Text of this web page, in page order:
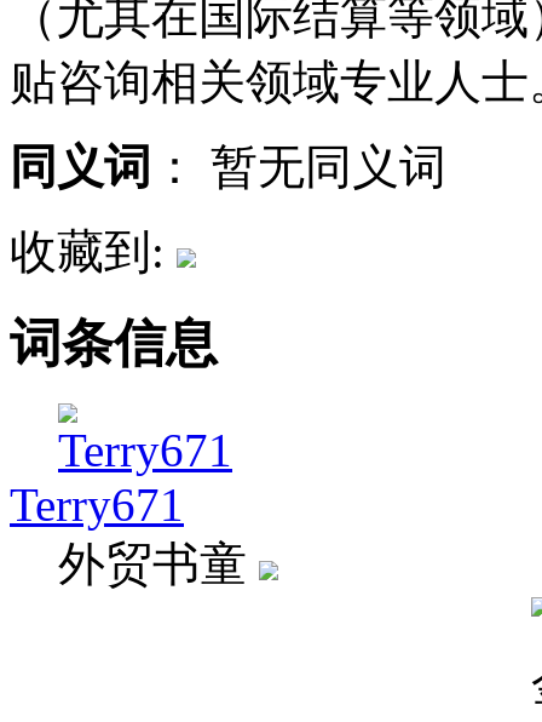
（尤其在国际结算等领
贴咨询相关领域专业人士
同义词 ： 暂无同义词
收藏到:
词条信息
Terry671
外贸书童